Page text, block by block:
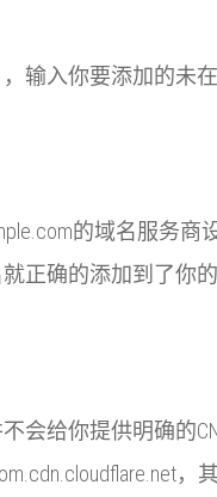
输入你要添加的未
的域名服务
正确的添加到了你的
会给你提供明确的